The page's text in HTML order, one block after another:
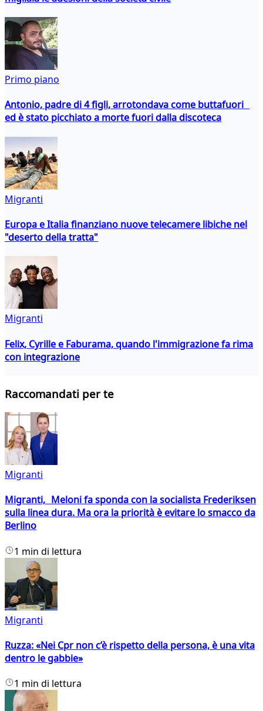
Primo piano
Antonio, padre di 4 figli, arrotondava come buttafuori
ed è stato picchiato a morte fuori dalla discoteca
Migranti
Europa e Italia finanziano nuove telecamere libiche nel
"deserto della tratta"
Migranti
Felix, Cyrille e Faburama, quando l'immigrazione fa rima
con integrazione
Raccomandati per te
Migranti
Migranti, Meloni fa sponda con la socialista Frederiksen
sulla linea dura. Ma ora la priorità è evitare lo smacco da
Berlino
1 min di lettura
Migranti
Ruzza: «Nei Cpr non c’è rispetto della persona, è una vita
dentro le gabbie»
1 min di lettura